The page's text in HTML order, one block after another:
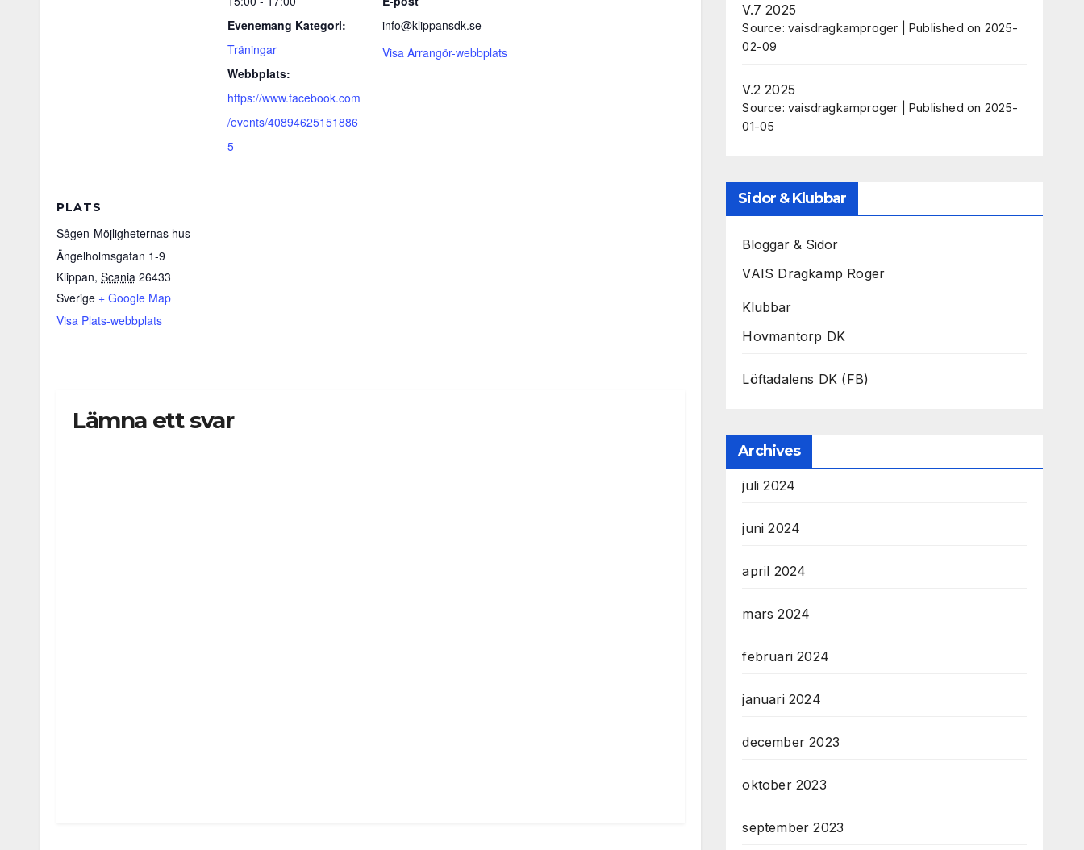
Evenemang Kategori:
Träningar
Webbplats:
https://www.facebook.com
/events/40894625151886
5
info@klippansdk.se
Visa Arrangör-webbplats
PLATS
Sågen-Möjligheternas hus
Ängelholmsgatan 1-9
Klippan, Scania 26433
Sverige + Google Map
Visa Plats-webbplats
Lämna ett svar
V.7 2025
Source: vaisdragkamproger
Published on 2025-
02-09
V.2 2025
Source: vaisdragkamproger
Published on 2025-
01-05
Sidor & Klubbar
Bloggar & Sidor
VAIS Dragkamp Roger
Klubbar
Hovmantorp DK
Löftadalens DK (FB)
Archives
juli 2024
juni 2024
april 2024
mars 2024
februari 2024
januari 2024
december 2023
oktober 2023
september 2023